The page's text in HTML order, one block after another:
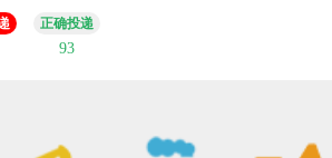
正确投递
93